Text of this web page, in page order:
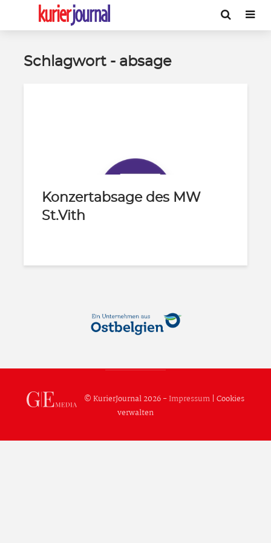
Schlagwort - absage
Konzertabsage des MW
St.Vith
© KurierJournal 2026 -Impressum| Cookies
verwalten